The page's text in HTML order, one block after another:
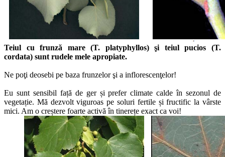
Teiul cu frunză mare (T. platyphyllos) şi teiul pucios (T.
cordata) sunt rudele mele apropiate.
Ne poţi deosebi pe baza frunzelor şi a inflorescenţelor!
Eu sunt sensibil față de ger și prefer climate calde în sezonul de
vegetație. Mă dezvolt viguroas pe soluri fertile și fructific la vârste
mici. Am o creștere foarte activă în tinerețe exact ca voi!